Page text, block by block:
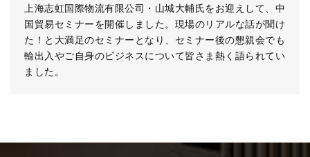
上海志虹国際物流有限公司・山城大輔氏をお迎えして、中
国貿易セミナーを開催しました。現場のリアルな話が聞け
た！と大満足のセミナーとなり、セミナー後の懇親会でも
輸出入やご自身のビジネスについて皆さま熱く語られてい
ました。